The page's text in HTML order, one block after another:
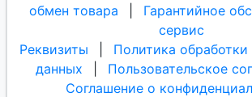
обмен товара
Гарантийное
сервис
Реквизиты
Политика
данных
Пользовательское
Соглашение о